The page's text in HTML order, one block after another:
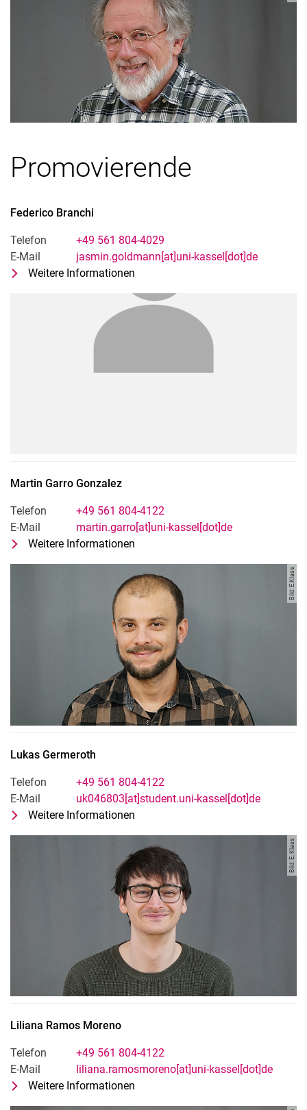
Promovierende
Federico Branchi
Telefon
+49 561 804-4029
E-Mail
jasmin.goldmann[at]uni-kassel[dot]de
Weitere Informationen
Martin Garro Gonzalez
Telefon
+49 561 804-4122
E-Mail
martin.garro[at]uni-kassel[dot]de
Weitere Informationen
Bild: E.Klass
Lukas Germeroth
Telefon
+49 561 804-4122
E-Mail
uk046803[at]student.uni-kassel[dot]de
Weitere Informationen
Bild: E. Klass
Liliana Ramos Moreno
Telefon
+49 561 804-4122
E-Mail
liliana.ramosmoreno[at]uni-kassel[dot]de
Weitere Informationen